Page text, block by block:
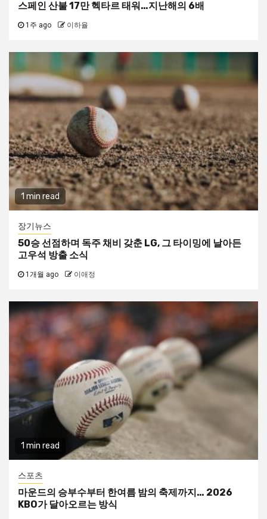
스페인 산불 17만 헥타르 태워…지난해의 6배
1주 ago 이하율
1 min read
장기뉴스
50승 선점하며 독주 채비 갖춘 LG, 그 타이밍에 날아든
고우석 방출 소식
1개월 ago 이애정
1 min read
스포츠
마운드의 승부수부터 한여름 밤의 축제까지… 2026
KBO가 달아오르는 방식